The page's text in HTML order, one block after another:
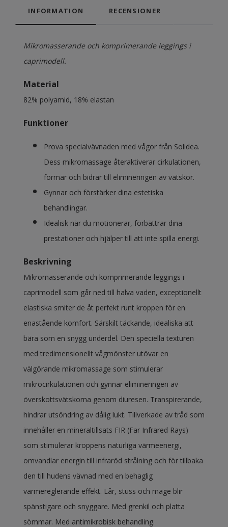
INFORMATION RECENSIONER
Mikromasserande och komprimerande leggings i
caprimodell.
Material
82% polyamid, 18% elastan
Funktioner
Prova specialvävnaden med vågor från Solidea.
Dess mikromassage återaktiverar cirkulationen,
formar och bidrar till elimineringen av vätskor.
Gynnar och förstärker dina estetiska
behandlingar.
Idealisk när du motionerar, förbättrar dina
prestationer och hjälper till att inte spilla energi.
Beskrivning
Mikromasserande och komprimerande leggings i
caprimodell som går ned till halva vaden, exceptionellt
elastiska smiter de åt perfekt runt kroppen för en
enastående komfort. Särskilt täckande, idealiska att
bära som en snygg underdel. Den speciella texturen
med tredimensionellt vågmönster utövar en
välgörande mikromassage som stimulerar
mikrocirkulationen och gynnar elimineringen av
överskottsvätskorna genom diuresen. Transpirerande,
hindrar utsöndring av dålig lukt. Tillverkade av tråd som
innehåller en mineraltillsats FIR (Far Infrared Rays)
som stimulerar kroppens naturliga värmeenergi,
omvandlar energin till infraröd strålning och för tillbaka
den till hudens vävnad med en behaglig
värmereglerande effekt. Lår, stuss och mage blir
spänstigare och snyggare. Med grenkil och platta
sömmar. Med antimikrobisk behandling.